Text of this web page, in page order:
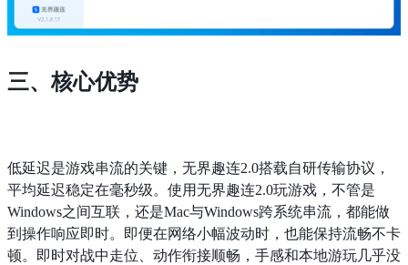
三、核心优势
低延迟是游戏串流的关键，无界趣连2.0搭载自研传输协议，
平均延迟稳定在毫秒级。使用无界趣连2.0玩游戏，不管是
Windows之间互联，还是Mac与Windows跨系统串流，都能做
到操作响应即时。即便在网络小幅波动时，也能保持流畅不卡
顿。即时对战中走位、动作衔接顺畅，手感和本地游玩几乎没